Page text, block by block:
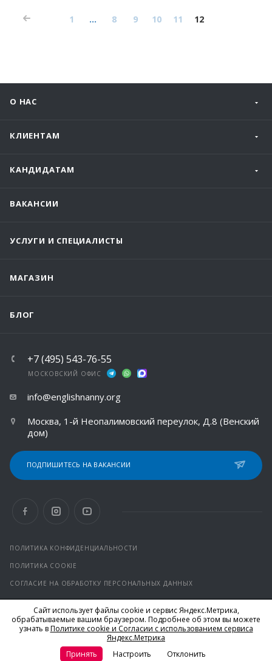
1 ... 8 9 10 11 12
О НАС
КЛИЕНТАМ
КАНДИДАТАМ
ВАКАНСИИ
УСЛУГИ И СПЕЦИАЛИСТЫ
МАГАЗИН
БЛОГ
+7 (495) 543-76-55
МОСКОВСКИЙ ОФИС
info@englishnanny.org
Москва, 1-й Неопалимовский переулок, Д.8 (Венский
дом)
ПОДПИШИТЕСЬ НА ВАКАНСИИ
ПОЛИТИКА КОНФИДЕНЦИАЛЬНОСТИ
ПОЛИТИКА COOKIE
СОГЛАСИЕ НА ОБРАБОТКУ ПЕРСОНАЛЬНЫХ ДАННЫХ
© 2026 Все права защищены.
*Facebook и Instagram от компании Meta признаны
экстремистскими организациями и запрещены на территории
Сайт использует файлы cookie и сервис Яндекс.Метрика,
обрабатываемые вашим браузером. Подробнее об этом вы можете
узнать вПолитике cookie и Согласии с использованием сервиса
Яндекс.Метрика
Принять
Настроить Отклонить